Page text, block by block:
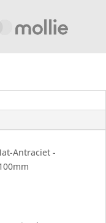
Antraciet -